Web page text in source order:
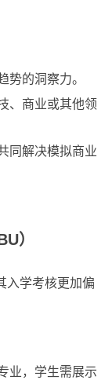
势的洞察力。
、商业或其他领
同解决模拟商业
）
入学考核更加偏
业，学生需展示